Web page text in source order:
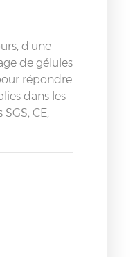
d'une
de gélules
répondre
dans les
CE,